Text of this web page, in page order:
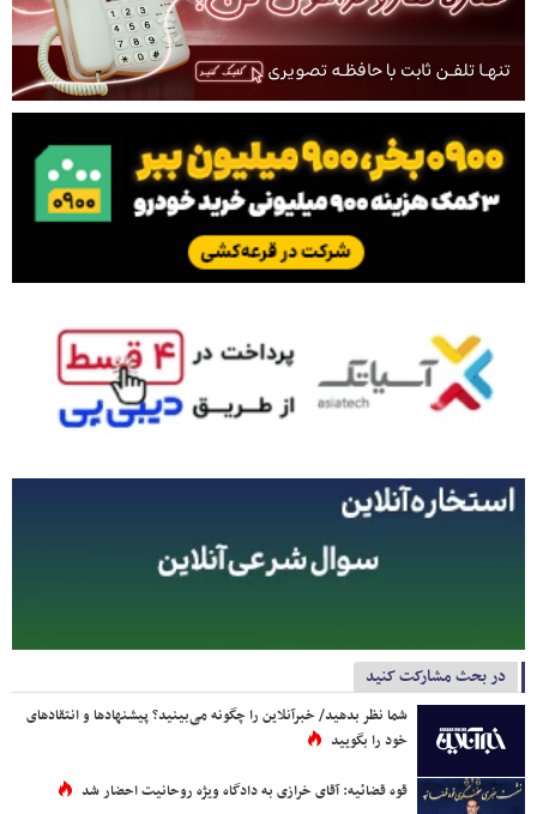
در بحث مشارکت کنید
شما نظر بدهید/ خبرآنلاین را چگونه می‌بینید؟ پیشنهادها و انتقادهای
خود را بگویید
قوه قضائیه: آقای خرازی به دادگاه ویژه روحانیت احضار شد